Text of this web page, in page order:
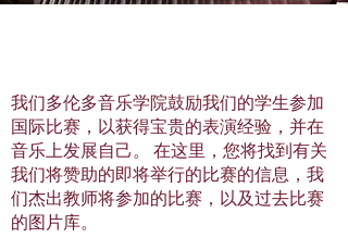
我们多伦多音乐学院鼓励我们的学生参加
国际比赛，以获得宝贵的表演经验，并在
音乐上发展自己。 在这里，您将找到有关
我们将赞助的即将举行的比赛的信息，我
们杰出教师将参加的比赛，以及过去比赛
的图片库。